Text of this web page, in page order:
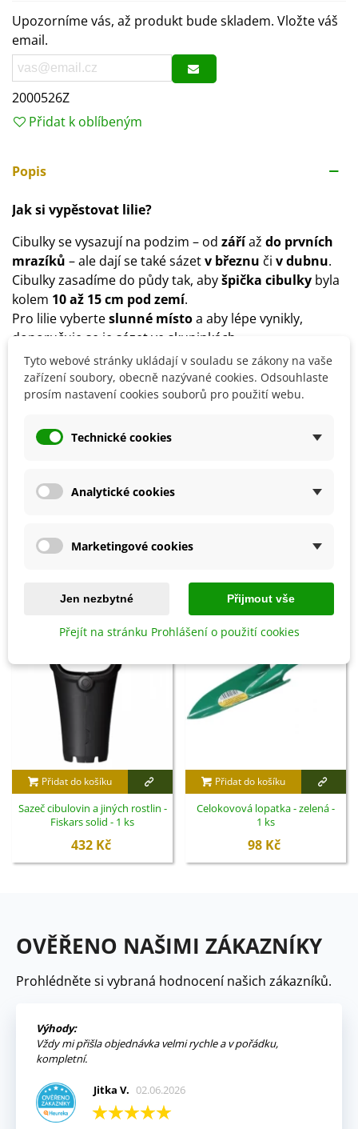
Upozorníme vás, až produkt bude skladem. Vložte váš
email.
2000526Z
Přidat k oblíbeným
Popis
Jak si vypěstovat lilie?
Cibulky se vysazují na podzim – od záříaž do prvních
mrazíků – ale dají se také sázetv březnu či v dubnu.
Cibulky zasadíme do půdy tak, abyšpička cibulky byla
kolem 10 až 15 cm pod zemí.
Pro lilie vyberteslunné místoa aby lépe vynikly,
doporučuje se je sázet ve skupinkách.
Rostlina preferuje dobřepropustnou půdu, bohatou
na živiny, neutrální či mírně kyselou.
Na dno výsadby dejtedrenážz písku či štěrku.
Lilie jsou mrazuvzdorné, v zimě nevyžadují žádnou
SOUVISEJÍCÍ PRODUKTY
Přidat do košíku
Sazeč cibulovin a jiných rostlin -
Fiskars solid - 1 ks
432 Kč
Přidat do košíku
Celokovová lopatka - zelená -
1 ks
98 Kč
OVĚŘENO NAŠIMI ZÁKAZNÍKY
Prohlédněte si vybraná hodnocení našich zákazníků.
Výhody:
Vždy mi přišla objednávka velmi rychle a v pořádku,
kompletní.
Jitka V. 02.06.2026
Tyto webové stránky ukládají v souladu se zákony na vaše
zařízení soubory, obecně nazývané cookies. Odsouhlaste
prosím nastavení cookies souborů pro použití webu.
Technické cookies
Analytické cookies
Marketingové cookies
Jen nezbytné Přijmout vše
Přejít na stránku Prohlášení o použití cookies